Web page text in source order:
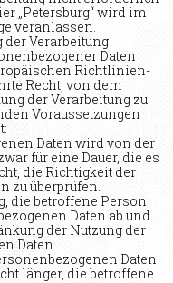
„Petersburg“ wird im
veranlassen.
der Verarbeitung
Daten
Richtlinien-
Recht, von dem
der Verarbeitung zu
Voraussetzungen
Daten wird von der
für eine Dauer, die es
die Richtigkeit der
zu überprüfen.
die betroffene Person
Daten ab und
der Nutzung der
Daten.
Daten
länger, die betroffene